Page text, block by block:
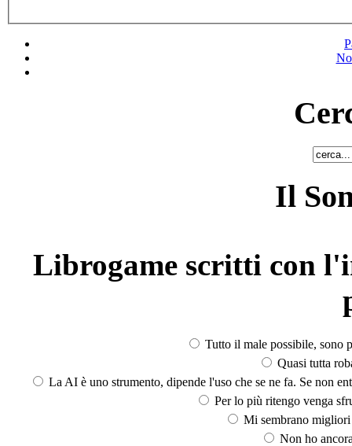
Il
Librogame scritti con
Tutto il male possibile, sono
Quasi tutta
La AI è uno strumento, dipende l'uso che se ne fa. Se non
Per lo più ritengo venga
Mi sembrano
Non ho